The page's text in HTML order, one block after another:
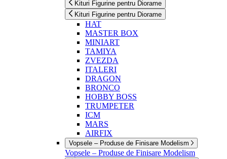
Kituri Figurine pentru Diorame
Kituri Figurine pentru Diorame
HAT
MASTER BOX
MINIART
TAMIYA
ZVEZDA
ITALERI
DRAGON
BRONCO
HOBBY BOSS
TRUMPETER
ICM
MARS
AIRFIX
Vopsele – Produse de Finisare Modelism
Vopsele – Produse de Finisare Modelism